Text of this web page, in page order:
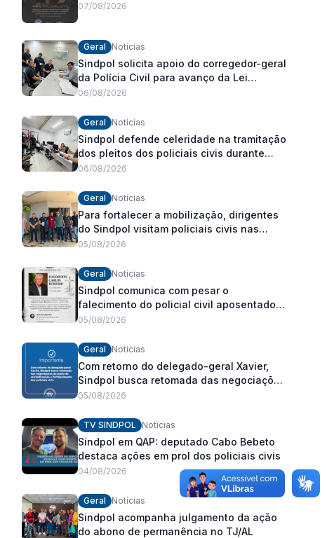
07/08/2026
Geral Notícias
Sindpol solicita apoio do corregedor-geral
da Polícia Civil para avanço da Lei
Orgânica Estadual
06/08/2026
Geral Notícias
Sindpol defende celeridade na tramitação
dos pleitos dos policiais civis durante
visita às delegacias
06/08/2026
Geral Notícias
Para fortalecer a mobilização, dirigentes
do Sindpol visitam policiais civis nas
delegacias
05/08/2026
Geral Notícias
Sindpol comunica com pesar o
falecimento do policial civil aposentado
Dagoberto Carlos Romeiro
05/08/2026
Geral Notícias
Com retorno do delegado-geral Xavier,
Sindpol busca retomada das negociações
da pauta de reivindicações e
05/08/2026
TV SINDPOL Notícias
Sindpol em QAP: deputado Cabo Bebeto
destaca ações em prol dos policiais civis
04/08/2026
Geral Notícias
Sindpol acompanha julgamento da ação
do abono de permanência no TJ/AL